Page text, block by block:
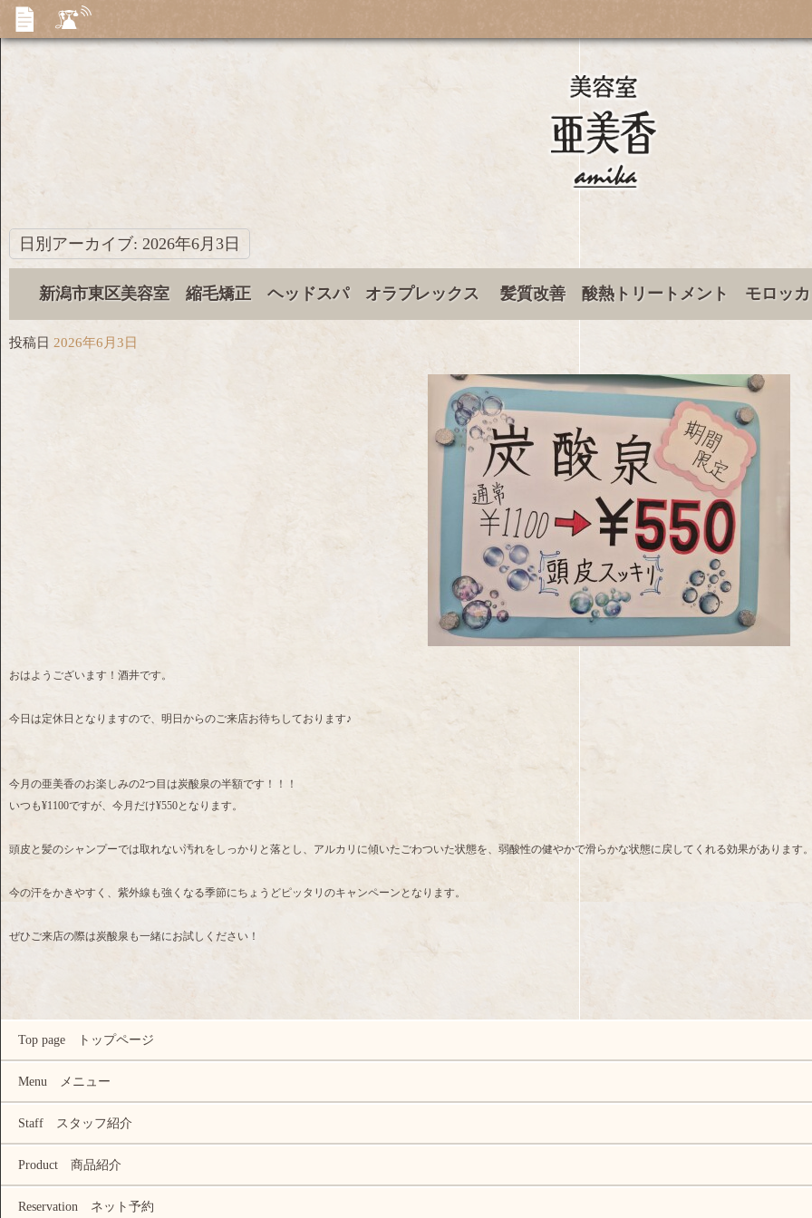
日別アーカイブ: 2026年6月3日
新潟市東区美容室 縮毛矯正 ヘッドスパ オラプレックス 髪質改善 酸熱トリートメント モロッカ
投稿日 2026年6月3日
おはようございます！酒井です。
今日は定休日となりますので、明日からのご来店お待ちしております♪
今月の亜美香のお楽しみの2つ目は炭酸泉の半額です！！！
いつも¥1100ですが、今月だけ¥550となります。
頭皮と髪のシャンプーでは取れない汚れをしっかりと落とし、アルカリに傾いたごわついた状態を、弱酸性の健やかで滑らかな状態に戻してくれる効果があります
今の汗をかきやすく、紫外線も強くなる季節にちょうどピッタリのキャンペーンとなります。
ぜひご来店の際は炭酸泉も一緒にお試しください！
Top page トップページ
Menu メニュー
Staff スタッフ紹介
Product 商品紹介
Reservation ネット予約